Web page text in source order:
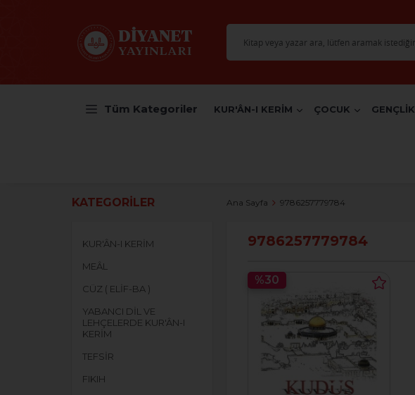
Tüm Kategoriler KUR'ÂN-I KERİM ÇOCUK GENÇLİK
KATEGORILER
KUR'ÂN-I KERİM
MEÂL
CÜZ ( ELİF-BA )
YABANCI DİL VE
LEHÇELERDE KUR'ÂN-I
KERİM
TEFSİR
FIKIH
Ana Sayfa 9786257779784
9786257779784
%30